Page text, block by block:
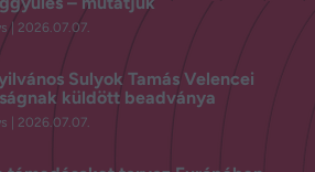
2026.07.07.
Sulyok Tamás Velencei
küldött beadványa
2026.07.07.